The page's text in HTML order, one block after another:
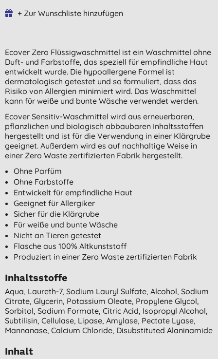
+ Zur Wunschliste hinzufügen
Ecover Zero Flüssigwaschmittel ist ein Waschmittel ohne
Duft- und Farbstoffe, das speziell für empfindliche Haut
entwickelt wurde. Die hypoallergene Formel ist
dermatologisch getestet und so formuliert, dass das
Risiko von Allergien minimiert wird. Das Waschmittel
kann für weiße und bunte Wäsche verwendet werden.
Ecover Sensitiv-Waschmittel wird aus erneuerbaren,
pflanzlichen und biologisch abbaubaren Inhaltsstoffen
hergestellt und ist für die Verwendung in einer Klärgrube
geeignet. Außerdem wird es auf nachhaltige Weise in
einer Zero Waste zertifizierten Fabrik hergestellt.
Ohne Parfüm
Ohne Farbstoffe
Entwickelt für empfindliche Haut
Geeignet für Allergiker
Sicher für die Klärgrube
Für weiße und bunte Wäsche
Nicht an Tieren getestet
Flasche aus 100% Altkunststoff
Produziert in einer Zero Waste zertifizierten Fabrik
Inhaltsstoffe
Aqua, Laureth-7, Sodium Lauryl Sulfate, Alcohol, Sodium
Citrate, Glycerin, Potassium Oleate, Propylene Glycol,
Sorbitol, Sodium Formate, Citric Acid, Isopropyl Alcohol,
Subtilisin, Cellulase, Lipase, Amylase, Pectate Lyase,
Mannanase, Calcium Chloride, Disubstituted Alaninamide
Inhalt